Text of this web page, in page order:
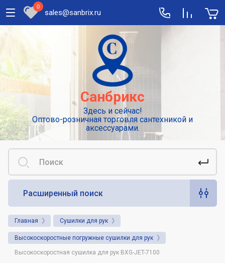
Полезная информация
Сушилки для рук
Высокоскоростные погружные сушилки
для рук
Смесители: виды и особенности
выбора
Сенсорные или автоматические
смесители
Диспенсеры для туалетной бумаги
Душевая система. Назначение и советы
по выбору.
sales@sanbrix.ru
0
Санбрикс
Здесь и сейчас!
Оптово-розничная торговля сантехникой и
аксессуарами.
Расширенный поиск
Главная Сушилки для рук
Высокоскоростные погружные сушилки для рук
Высокоскоростная сушилка для рук BXG-JET-7100